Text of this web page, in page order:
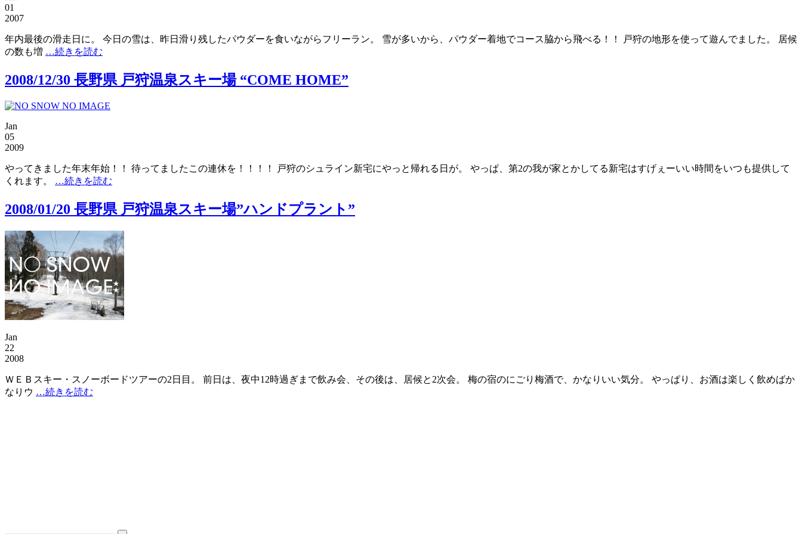
01
2007
年内最後の滑走日に。 今日の雪は、昨日滑り残したパウダーを食いながらフリーラン。 雪が多いから、パウダー着地でコース脇から飛べる！！ 戸狩の地形を使って遊んでました。 居候
の数も増 …続きを読む
2008/12/30 長野県 戸狩温泉スキー場 “COME HOME”
Jan
05
2009
やってきました年末年始！！ 待ってましたこの連休を！！！！ 戸狩のシュライン新宅にやっと帰れる日が。 やっぱ、第2の我が家とかしてる新宅はすげぇーいい時間をいつも提供して
くれます。 …続きを読む
2008/01/20 長野県 戸狩温泉スキー場”ハンドプラント”
Jan
22
2008
ＷＥＢスキー・スノーボードツアーの2日目。 前日は、夜中12時過ぎまで飲み会、その後は、居候と2次会。 梅の宿のにごり梅酒で、かなりいい気分。 やっぱり、お酒は楽しく飲めばか
なりウ …続きを読む